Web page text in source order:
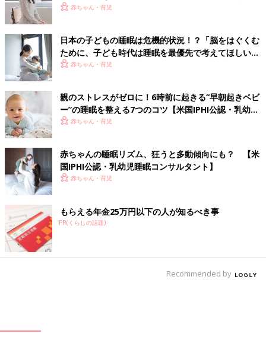
上記の項目で「まだ、１日2回の昼寝が必要」とわかったら、下
記の対策“朝寝”か“夕寝”を試します。
基本的には、１日１回、“朝寝”か“夕寝”を取り入れればOK。で
も、時間や気持ちの余裕があって、両方プラスしたほうが、赤ち
ゃんのご機嫌がいい場合は、どちらも取り入れてもいいでしょ
う。
また、自宅から保育園までがかなり近いという場合は、移動中で
はなく、自宅で寝かせてもOKです。
朝、お子さんが眠そうだったら、保育園に送っていくときに、抱
っこひも、ベビーカー、車などでの移動中、10分でも15分でも
いいので、寝かせてみましょう。自宅から保育園まで近い場合、
自宅で寝かせてもOK。
【対策２】保育園→自宅までのお迎え移動中での“夕寝”を
プラス
対策１の“朝寝”をさせるのが難しい場合、保育園にお迎えに行っ
のでは？」と心配になるかもしれません。けれど、この“夕寝”を
ント】
赤ちゃん・育児
日本の子どもの睡眠は危機的状況！？「脳をはぐくむ
ために、子ども時代は睡眠を最優先で考えてほしい」
【乳幼児睡眠コンサルタント】
赤ちゃん・育児
親のストレスがゼロに！6時前に起きる“早朝起きベビ
ー”の睡眠を整える7つのコツ【米国IPHI公認・乳幼児
睡眠コンサルタント】
赤ちゃん・育児
赤ちゃんの睡眠リズム、狂うと多動傾向にも？ 【米
国IPHI公認・乳幼児睡眠コンサルタント】
赤ちゃん・育児
もらえる年金25万円以下の人が知るべき事
PR(くらしの話題)
Recommended by